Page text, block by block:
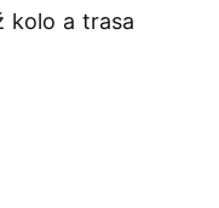
kolo a trasa